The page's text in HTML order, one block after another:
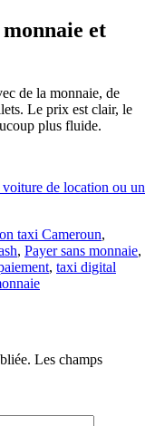
et
de la monnaie, de
Le prix est clair, le
plus fluide.
de location ou un
taxi Cameroun,
, Payer sans monnaie,
, taxi digital
Les champs